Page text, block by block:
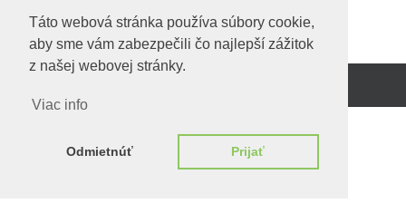
Táto webová stránka používa súbory cookie,
aby sme vám zabezpečili čo najlepší zážitok
z našej webovej stránky.
Viac info
Odmietnúť Prijať